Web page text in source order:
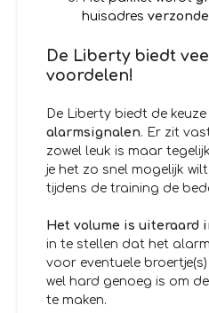
huisadres
De Liberty biedt
voordelen!
De Liberty biedt de
alarmsignalen. Er zit
zowel leuk is maar
je het zo snel mogelijk
tijdens de training de
Het volume is uiteraard
in te stellen dat het
voor eventuele
wel hard genoeg is om
te maken.